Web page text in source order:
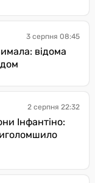
3 серпня 08:45
відома
2 серпня 22:32
Інфантіно: